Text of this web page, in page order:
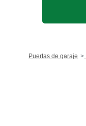
Puertas de garaje